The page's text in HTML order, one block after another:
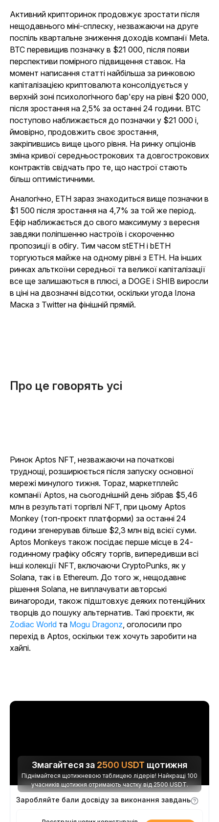
Активний крипторинок продовжує зростати після
нещодавнього міні-сплеску, незважаючи на друге
поспіль квартальне зниження доходів компанії Meta.
BTC перевищив позначку в $21 000, після появи
перспективи помірного підвищення ставок. На
момент написання статті найбільша за ринковою
капіталізацією криптовалюта консолідується у
верхній зоні психологічного бар'єру на рівні $20 000,
після зростання на 2,5% за останні 24 години. BTC
поступово наближається до позначки у $21 000 і,
ймовірно, продовжить своє зростання,
закріпившись вище цього рівня. На ринку опціонів
зміна кривої середньострокових та довгострокових
контрактів свідчать про те, що настрої стають
більш оптимістичними.
Аналогічно, ETH зараз знаходиться вище позначки в
$1 500 після зростання на 4,7% за той же період.
Ефір наближається до свого максимуму з вересня
завдяки поліпшенню настроїв і скороченню
пропозиції в обігу. Тим часом stETH і bETH
торгуються майже на одному рівні з ETH. На інших
ринках альткоїни середньої та великої капіталізації
все ще залишаються в плюсі, а DOGE і SHIB виросли
в ціні на двозначні відсотки, оскільки угода Ілона
Маска з Twitter на фінішній прямій.
Про це говорять усі
Ринок Aptos NFT, незважаючи на початкові
труднощі, розширюється після запуску основної
мережі минулого тижня. Topaz, маркетплейс
компанії Aptos, на сьогоднішній день зібрав $5,46
млн в результаті торгівлі NFT, при цьому Aptos
Monkey (топ-проєкт платформи) за останні 24
години згенерував більше $2,3 млн від всієї суми.
Aptos Monkeys також посідає перше місце в 24-
годинному графіку обсягу торгів, випередивши всі
інші колекції NFT, включаючи CryptoPunks, як у
Solana, так і в Ethereum. До того ж, нещодавнє
рішення Solana, не виплачувати авторські
винагороди, також підштовхує деяких потенційних
творців до пошуку альтернатив. Такі проєкти, як
Zodiac World та Mogu Dragonz, оголосили про
перехід в Aptos, оскільки теж хочуть заробити на
хайпі.
Змагайтеся за 2500 USDT щотижня
Піднімайтеся щотижневою таблицею лідерів! Найкращі 100
учасників щотижня отримають частку від 2500 USDT.
Заробляйте бали досвіду за виконання завдань